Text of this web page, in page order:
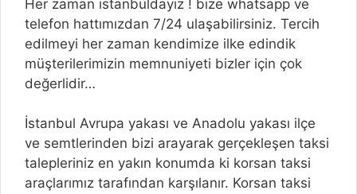
Her zaman istanbuldayız ! bize whatsapp ve
telefon hattımızdan 7/24 ulaşabilirsiniz. Tercih
edilmeyi her zaman kendimize ilke edindik
müşterilerimizin memnuniyeti bizler için çok
değerlidir…
İstanbul Avrupa yakası ve Anadolu yakası ilçe
ve semtlerinden bizi arayarak gerçekleşen taksi
talepleriniz en yakın konumda ki korsan taksi
araçlarımız tarafından karşılanır. Korsan taksi